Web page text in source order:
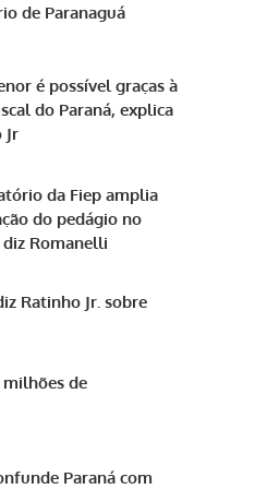
de Paranaguá
é possível graças à
do Paraná, explica
Jr
da Fiep amplia
do pedágio no
diz Romanelli
Ratinho Jr. sobre
milhões de
Paraná com